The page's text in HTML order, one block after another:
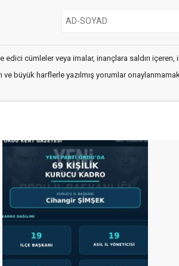
edici cümleler veya imalar, inançlara saldırı içeren,
ve büyük harflerle yazılmış yorumlar